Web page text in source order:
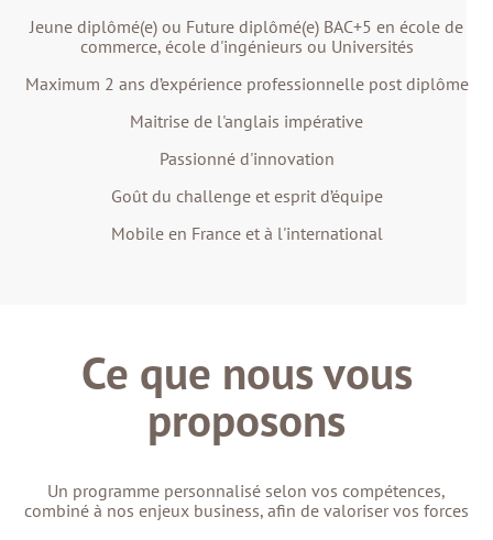
Jeune diplômé(e) ou Future diplômé(e) BAC+5 en école de
commerce, école d'ingénieurs ou Universités
Maximum 2 ans d’expérience professionnelle post diplôme
Maitrise de l'anglais impérative
Passionné d'innovation
Goût du challenge et esprit d’équipe
Mobile en France et à l'international
Ce que nous vous
proposons
Un programme personnalisé selon vos compétences,
combiné à nos enjeux business, afin de valoriser vos forces